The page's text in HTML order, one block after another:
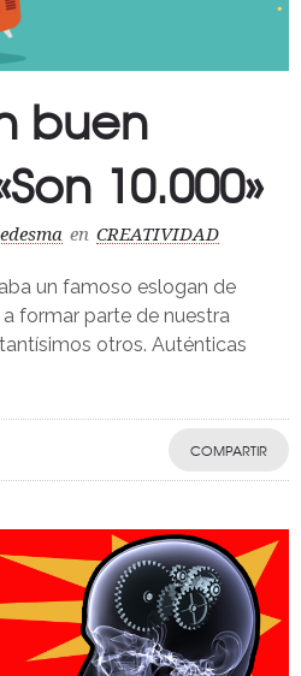
buen
10.000»
en CREATIVIDAD
un famoso eslogan de
formar parte de nuestra
otros. Auténticas
COMPARTIR